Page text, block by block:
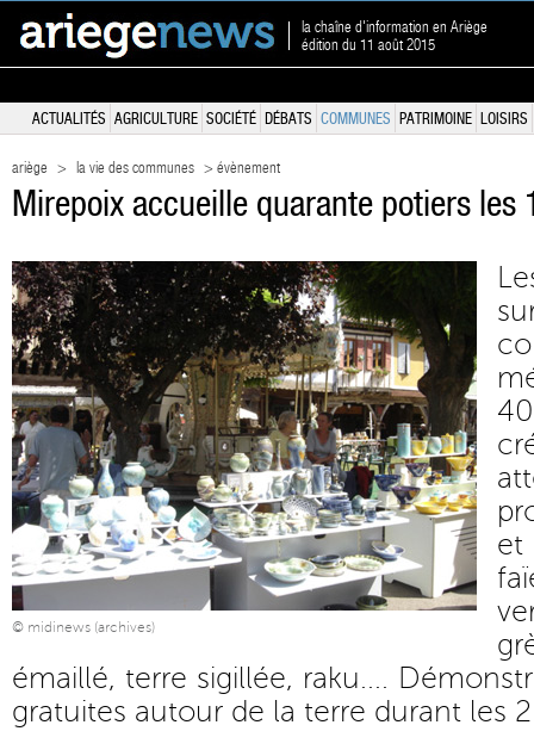
la chaîne d'information en Ariège
édition du 11 août 2015
ACTUALITÉS AGRICULTURE SOCIÉTÉ DÉBATS COMMUNES PATRIMOINE LOISIRS
ariège > la vie des communes > évènement
Mirepoix accueille quarante potiers les
© midinews (archives)
émaillé, terre sigillée, raku....
gratuites autour de la terre durant les